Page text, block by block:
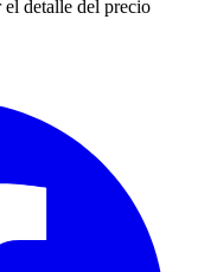
el detalle del precio